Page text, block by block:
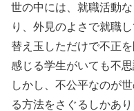
世の中には、就職活動
り、外見のよさで就職
替え玉しただけで不正
感じる学生がいても不思
しかし、不公平なのが
る方法をさぐるしかあり